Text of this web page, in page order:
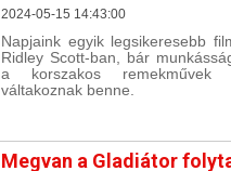
2024-05-15 14:43:00
Napjaink egyik legsikeresebb
Ridley Scott-ban, bár
a korszakos remekművek
váltakoznak benne.
Megvan a Gladiátor